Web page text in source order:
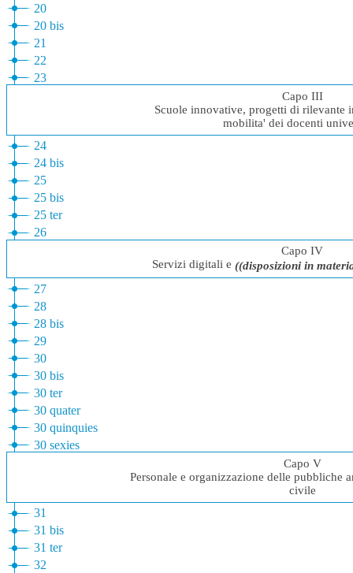
20
20 bis
21
22
23
Capo III
Scuole innovative, progetti di rilevante
mobilita' dei docenti
24
24 bis
25
25 bis
25 ter
26
Capo IV
Servizi digitali e ((disposizioni in
27
28
28 bis
29
30
30 bis
30 ter
30 quater
30 quinquies
30 sexies
Capo V
Personale e organizzazione delle pubbliche
civile
31
31 bis
31 ter
32